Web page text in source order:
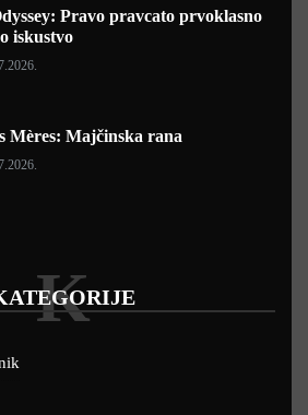
Pravo pravcato prvoklasno
iskustvo
Mères: Majčinska rana
K